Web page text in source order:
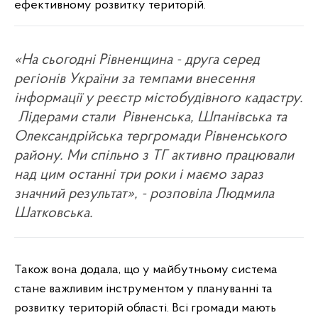
ефективному розвитку територій.
«На сьогодні Рівненщина - друга серед
регіонів України за темпами внесення
інформації у реєстр містобудівного кадастру.
Лідерами стали Рівненська, Шпанівська та
Олександрійська тергромади Рівненського
району. Ми спільно з ТГ активно працювали
над цим останні три роки і маємо зараз
значний результат», - розповіла Людмила
Шатковська.
Також вона додала, що у майбутньому система
стане важливим інструментом у плануванні та
розвитку територій області. Всі громади мають